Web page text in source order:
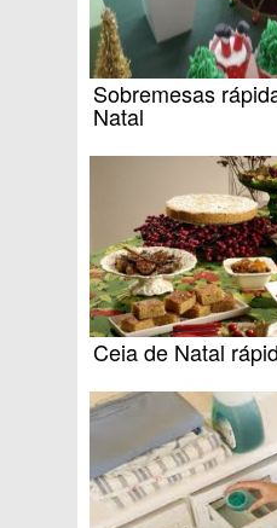
Sobremesas
Natal
Ceia de Natal